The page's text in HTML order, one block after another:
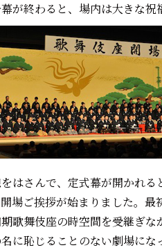
が終わると、場内は大きな祝
はさんで、定式幕が開かれる
場ご挨拶が始まりました。
期歌舞伎座の時空間を受継ぎ
に恥じることのない劇場に